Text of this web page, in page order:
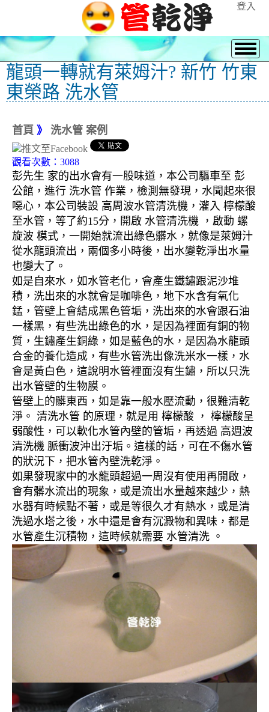
登入
龍頭一轉就有萊姆汁? 新竹 竹東
東榮路 洗水管
首頁 》 洗水管 案例
觀看次數：3088
彭先生 家的出水會有一股味道，本公司驅車至 彭
公館，進行 洗水管 作業，檢測無發現，水聞起來很
噁心，本公司裝設 高周波水管清洗機，灌入 檸檬酸
至水管，等了約15分，開啟 水管清洗機 ，啟動 螺
旋波 模式，一開始就流出綠色髒水，就像是萊姆汁
從水龍頭流出，兩個多小時後，出水變乾淨出水量
也變大了。
如是自來水，如水管老化，會產生鐵鏽跟泥沙堆
積，洗出來的水就會是咖啡色，地下水含有氧化
錳，管壁上會結成黑色管垢，洗出來的水會跟石油
一樣黑，有些洗出綠色的水，是因為裡面有銅的物
質，生鏽產生銅綠，如是藍色的水，是因為水龍頭
合金的養化造成，有些水管洗出像洗米水一樣，水
會是黃白色，這說明水管裡面沒有生鏽，所以只洗
出水管壁的生物膜。
管壁上的髒東西，如是靠一般水壓流動，很難清乾
淨。 清洗水管 的原理，就是用 檸檬酸 ， 檸檬酸呈
弱酸性，可以軟化水管內壁的管垢，再透過 高週波
清洗機 脈衝波沖出汙垢。這樣的話，可在不傷水管
的狀況下，把水管內壁洗乾淨。
如果發現家中的水龍頭超過一周沒有使用再開啟，
會有髒水流出的現象，或是流出水量越來越少，熱
水器有時候點不著，或是等很久才有熱水，或是清
洗過水塔之後，水中還是會有沉澱物和異味，都是
水管產生沉積物，這時候就需要 水管清洗 。